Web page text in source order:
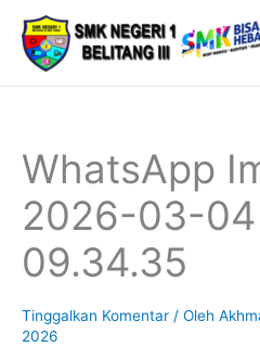
Lewati
konten
WhatsApp
2026-03-
09.34.35
Tinggalkan Komentar / Oleh
2026